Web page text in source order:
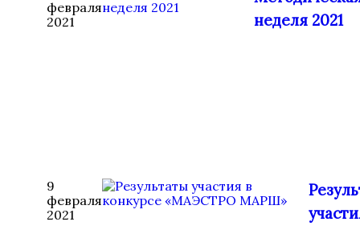
февраля
2021
неделя 2021
9
февраля
2021